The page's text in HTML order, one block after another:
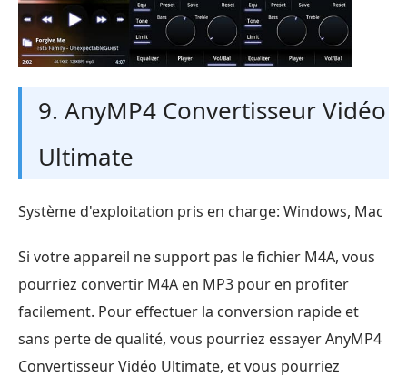
9. AnyMP4 Convertisseur Vidéo
Ultimate
Système d'exploitation pris en charge: Windows, Mac
Si votre appareil ne support pas le fichier M4A, vous
pourriez convertir M4A en MP3 pour en profiter
facilement. Pour effectuer la conversion rapide et
sans perte de qualité, vous pourriez essayer AnyMP4
Convertisseur Vidéo Ultimate, et vous pourriez